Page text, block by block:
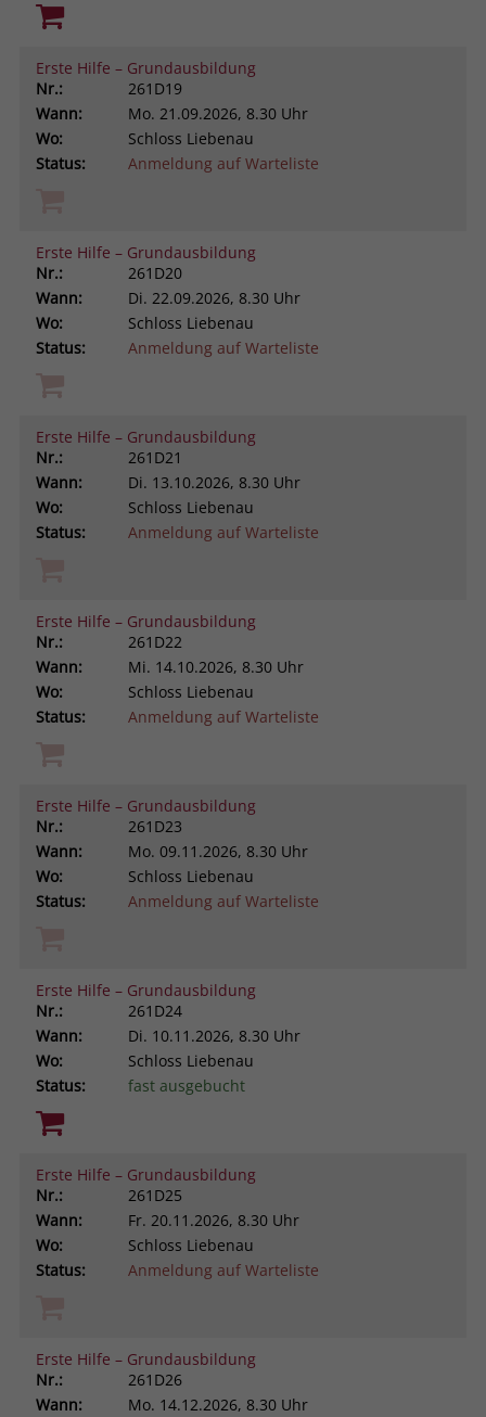
Erste Hilfe – Grundausbildung
Nr.:
261D19
Wann:
Mo. 21.09.2026, 8.30 Uhr
Wo:
Schloss Liebenau
Status:
Anmeldung auf Warteliste
Erste Hilfe – Grundausbildung
Nr.:
261D20
Wann:
Di. 22.09.2026, 8.30 Uhr
Wo:
Schloss Liebenau
Status:
Anmeldung auf Warteliste
Erste Hilfe – Grundausbildung
Nr.:
261D21
Wann:
Di. 13.10.2026, 8.30 Uhr
Wo:
Schloss Liebenau
Status:
Anmeldung auf Warteliste
Erste Hilfe – Grundausbildung
Nr.:
261D22
Wann:
Mi. 14.10.2026, 8.30 Uhr
Wo:
Schloss Liebenau
Status:
Anmeldung auf Warteliste
Erste Hilfe – Grundausbildung
Nr.:
261D23
Wann:
Mo. 09.11.2026, 8.30 Uhr
Wo:
Schloss Liebenau
Status:
Anmeldung auf Warteliste
Erste Hilfe – Grundausbildung
Nr.:
261D24
Wann:
Di. 10.11.2026, 8.30 Uhr
Wo:
Schloss Liebenau
Status:
fast ausgebucht
Erste Hilfe – Grundausbildung
Nr.:
261D25
Wann:
Fr. 20.11.2026, 8.30 Uhr
Wo:
Schloss Liebenau
Status:
Anmeldung auf Warteliste
Erste Hilfe – Grundausbildung
Nr.:
261D26
Wann:
Mo. 14.12.2026, 8.30 Uhr